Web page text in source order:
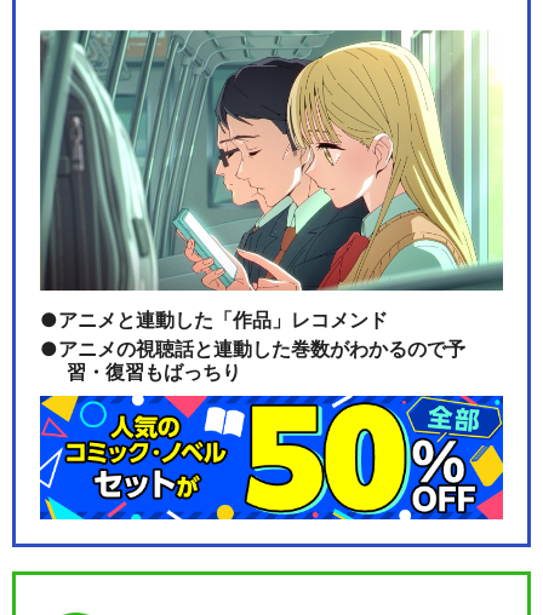
アニメと連動した「作品」レコメンド
アニメの視聴話と連動した巻数がわかるので予
習・復習もばっちり